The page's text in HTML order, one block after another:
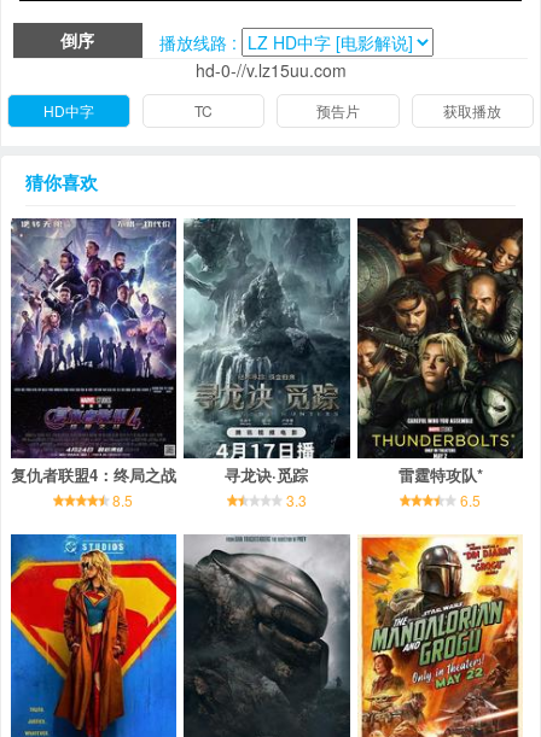
倒序
播放线路 :
hd-0-//v.lz15uu.com
HD中字 TC 预告片 获取播放
猜你喜欢
复仇者联盟4：终局之战
8.5
寻龙诀·觅踪
3.3
雷霆特攻队*
6.5